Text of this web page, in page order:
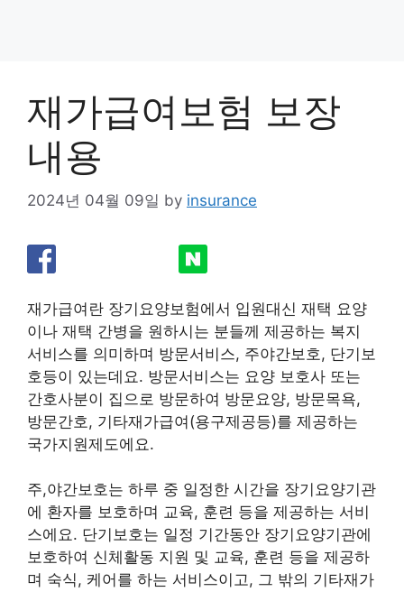
재가급여보험 보장
내용
2024년 04월 09일 by insurance
재가급여란 장기요양보험에서 입원대신 재택 요양
이나 재택 간병을 원하시는 분들께 제공하는 복지
서비스를 의미하며 방문서비스, 주야간보호, 단기보
호등이 있는데요. 방문서비스는 요양 보호사 또는
간호사분이 집으로 방문하여 방문요양, 방문목욕,
방문간호, 기타재가급여(용구제공등)를 제공하는
국가지원제도에요.
주,야간보호는 하루 중 일정한 시간을 장기요양기관
에 환자를 보호하며 교육, 훈련 등을 제공하는 서비
스에요. 단기보호는 일정 기간동안 장기요양기관에
보호하여 신체활동 지원 및 교육, 훈련 등을 제공하
며 숙식, 케어를 하는 서비스이고, 그 밖의 기타재가